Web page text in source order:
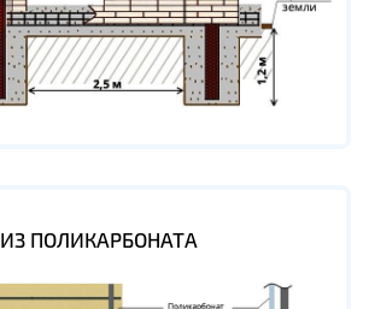
ИЗ ПОЛИКАРБОНАТА